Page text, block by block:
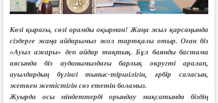
Көзі қырағы, сөзі орамды оқырман! Жаңа жыл қарсаңында
сіздерге жаңа айдарымыз жол тартқалы отыр. Оған біз
«Ауыл ажары» деп айдар тақтық. Бұл баянды бастама
аясында біз ауданымыздағы барлық округті аралап,
ауылдардың бүгінгі тыныс-тіршілігін, әрбір саласын,
жеткен жетістігін сөз ететін боламыз.
Жуырда осы міндеттерді орындау мақсатында біздің